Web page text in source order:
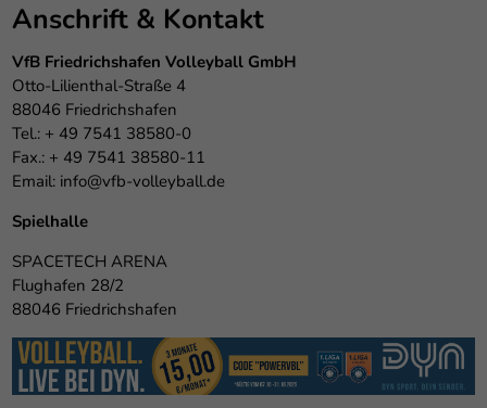
Anschrift & Kontakt
VfB Friedrichshafen Volleyball GmbH
Otto-Lilienthal-Straße 4
88046 Friedrichshafen
Tel.: + 49 7541 38580-0
Fax.: + 49 7541 38580-11
Email: info@vfb-volleyball.de
Spielhalle
SPACETECH ARENA
Flughafen 28/2
88046 Friedrichshafen